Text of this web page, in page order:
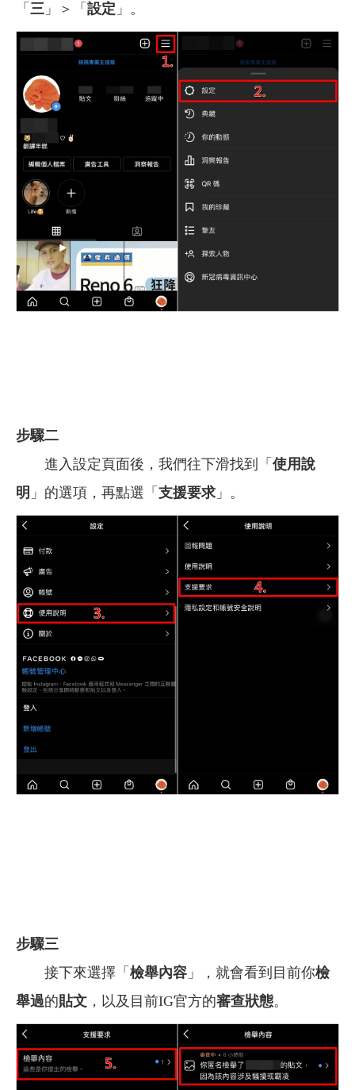
「 三 」＞「 設定 」。
步驟二
進入設定頁面後，我們往下滑找到「 使用說
明 」的選項，再點選「 支援要求 」。
步驟三
接下來選擇「 檢舉內容 」，就會看到目前你檢
舉過的貼文 ，以及目前IG官方的審查狀態。